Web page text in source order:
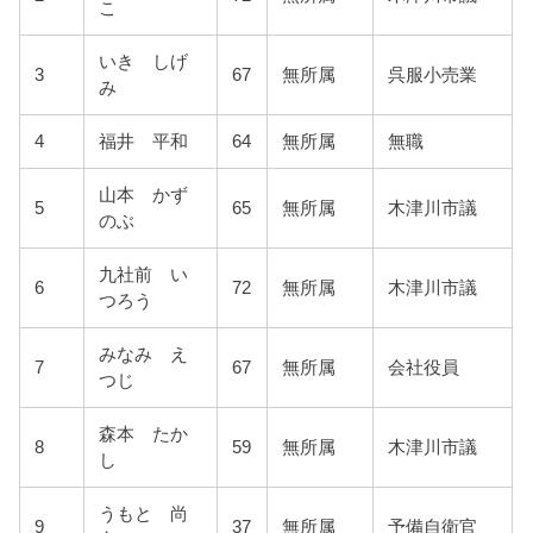
こ
3
いき しげ
み
67 無所属 呉服小売業
4 福井 平和 64 無所属 無職
5
山本 かず
のぶ
65 無所属 木津川市議
6
九社前 い
つろう
72 無所属 木津川市議
7
みなみ え
つじ
67 無所属 会社役員
8
森本 たか
し
59 無所属 木津川市議
9
うもと 尚
37 無所属 予備自衛官